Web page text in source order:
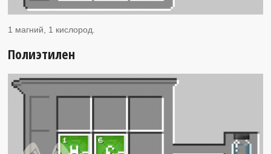
1 магний, 1 кислород.
Полиэтилен